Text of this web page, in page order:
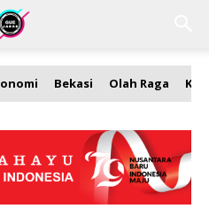
Bekasi Olah Raga